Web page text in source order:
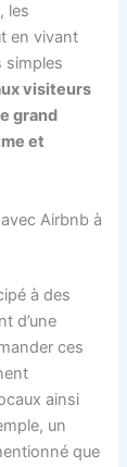
les
en vivant
simples
visiteurs
grand
et
Airbnb à
à des
d’une
ces
ainsi
un
que